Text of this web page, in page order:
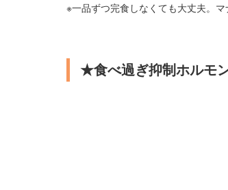
※一品ずつ完食しなくても大丈夫。
★食べ過ぎ抑制ホルモ